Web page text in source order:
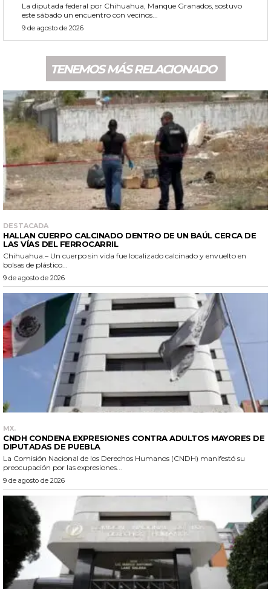
La diputada federal por Chihuahua, Manque Granados, sostuvo
este sábado un encuentro con vecinos...
9 de agosto de 2026
TENEMOS MÁS RELACIONADO
DESTACADA
HALLAN CUERPO CALCINADO DENTRO DE UN BAÚL CERCA DE
LAS VÍAS DEL FERROCARRIL
Chihuahua.– Un cuerpo sin vida fue localizado calcinado y envuelto en
bolsas de plástico...
9 de agosto de 2026
MX.
CNDH CONDENA EXPRESIONES CONTRA ADULTOS MAYORES DE
DIPUTADAS DE PUEBLA
La Comisión Nacional de los Derechos Humanos (CNDH) manifestó su
preocupación por las expresiones...
9 de agosto de 2026